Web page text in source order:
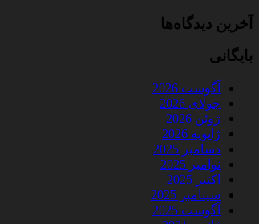
آخرین دیدگاه‌ها
بایگانی
آگوست 2026
جولای 2026
ژوئن 2026
ژانویه 2026
دسامبر 2025
نوامبر 2025
اکتبر 2025
سپتامبر 2025
آگوست 2025